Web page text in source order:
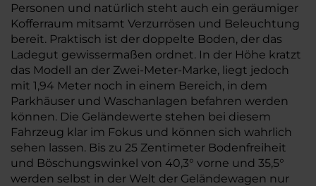
Personen und natürlich steht auch ein geräumiger
Kofferraum mitsamt Verzurrösen und Beleuchtung
bereit. Praktisch ist der doppelte Boden, der das
Ladegut gewissermaßen ordnet. In der Höhe kratzt
das Modell an der Zwei-Meter-Marke, liegt jedoch
mit 1,94 Meter noch in einem Bereich, in dem
Parkhäuser und Waschanlagen befahren werden
können. Die Geländewerte stehen bei diesem
Fahrzeug klar im Fokus und können sich wahrlich
sehen lassen. Bis zu 25 Zentimeter Bodenfreiheit
und Böschungswinkel von 40,3° vorne und 35,5°
werden selbst in der Welt der Geländewagen nur